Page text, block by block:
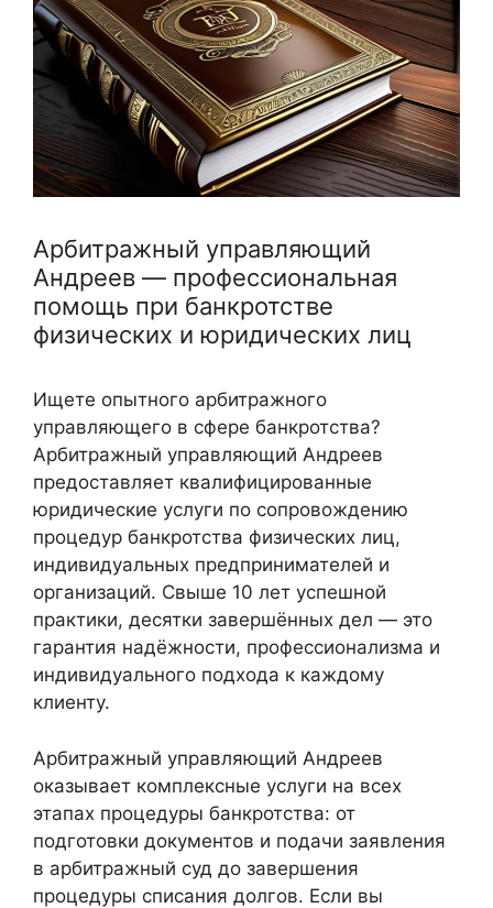
Арбитражный управляющий
Андреев — профессиональная
помощь при банкротстве
физических и юридических лиц
Ищете опытного арбитражного
управляющего в сфере банкротства?
Арбитражный управляющий Андреев
предоставляет квалифицированные
юридические услуги по сопровождению
процедур банкротства физических лиц,
индивидуальных предпринимателей и
организаций. Свыше 10 лет успешной
практики, десятки завершённых дел — это
гарантия надёжности, профессионализма и
индивидуального подхода к каждому
клиенту.
Арбитражный управляющий Андреев
оказывает комплексные услуги на всех
этапах процедуры банкротства: от
подготовки документов и подачи заявления
в арбитражный суд до завершения
процедуры списания долгов. Если вы